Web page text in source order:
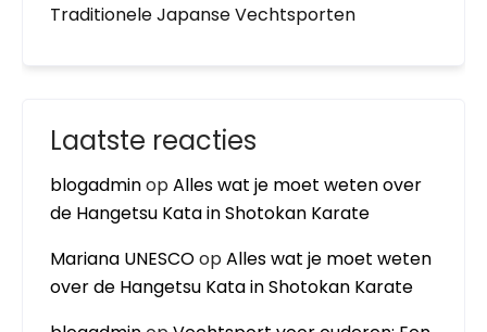
Traditionele Japanse Vechtsporten
Laatste reacties
blogadminopAlles wat je moet weten over
de Hangetsu Kata in Shotokan Karate
Mariana UNESCOopAlles wat je moet weten
over de Hangetsu Kata in Shotokan Karate